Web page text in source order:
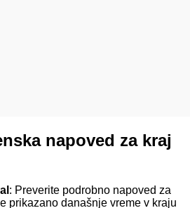
napoved za kraj
: Preverite podrobno napoved za
prikazano današnje vreme v kraju